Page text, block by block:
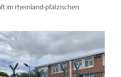
im rheinland-pfälzischen